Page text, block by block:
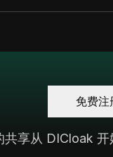
免费注
共享从 DICloak